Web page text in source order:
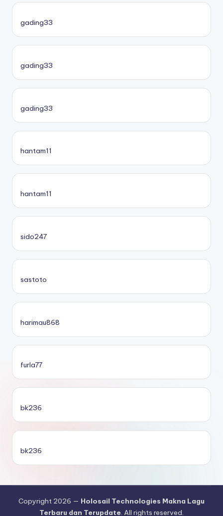
gading33
gading33
gading33
hantam11
hantam11
sido247
sastoto
harimau868
furla77
bk236
bk236
Copyright 2026 — Holosail Technologies Makna Lagu
Terbaru dan Terupdate. All rights reserved.